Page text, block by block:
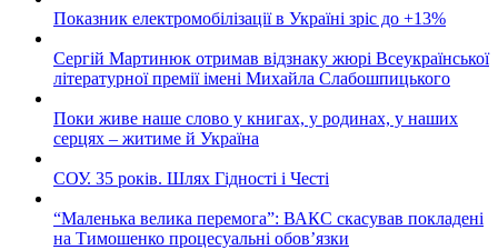
Показник електромобілізації в Україні зріс до +13%
Сергій Мартинюк отримав відзнаку жюрі Всеукраїнської
літературної премії імені Михайла Слабошпицького
Поки живе наше слово у книгах, у родинах, у наших
серцях – житиме й Україна
СОУ. 35 років. Шлях Гідності і Честі
“Маленька велика перемога”: ВАКС скасував покладені
на Тимошенко процесуальні обов’язки